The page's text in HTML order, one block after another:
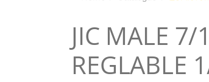
JIC MALE
REGLABLE